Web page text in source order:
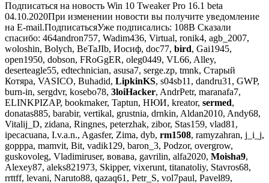
Подписаться на новость Win 10 Tweaker Pro 16.1 beta
04.10.2020При изменении новости вы получите уведомление
на E-mail.ПодписатьсяУже подписались: 108В Сказали
спасибо: 464andron757, Wadim436, Virtual, ronik4, agb_2007,
woloshin, Bolych, BeTaJIb, Иосиф, doc77, bird, Gai1945,
open1950, dobson, FRoGgER, oleg0449, VL66, Alley,
deserteagle55, edtechnician, asusa7, serge.zp, tmnk, Старый
Котяра, VASICO, Buhadid, LipkinKS, s04sb11, dandru31, GWP,
burn-in, sergdvr, kosebo78, 3loiHacker, AndrPetr, maranafa7,
ELINKPIZAP, bookmaker, Taptun, НЮИ, kreator, sermed,
donatas885, barabir, vertikal, grustnia, drnkin, Aldan2010, Andy68,
Vitalij_D, zidana, Ringnes, peterzhak, zibor, Stas159, vlad81,
ipecacuana, I.v.a.n., Agasfer, Zima, dyb, rm1508, ramyzahran, j_i_j,
gopppa, mamvit, Bit, vadik129, baron_3, Podzor, overgrow,
guskovoleg, Vladimiruser, вовава, gavrilin, alfa2020, Moisha9,
Alexey87, aleks821973, Skipper, vixerunt, titanatoliy, Stavros68,
rrttff, levani, Naruto88, qazaq61, Petr_S, vol7paul, Pavel89,